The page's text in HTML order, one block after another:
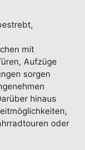
mit
Aufzüge
sorgen
hinaus
oder